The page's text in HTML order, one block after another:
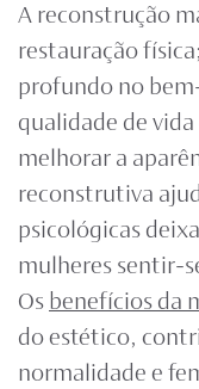
A reconstrução
restauração
profundo no
qualidade de
melhorar a
reconstrutiva
psicológicas
mulheres sentir-
Os benefícios da
do estético,
normalidade e